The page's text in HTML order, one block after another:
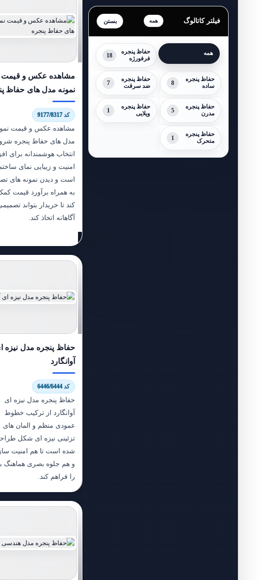
فیلتر کاتالوگ همه
همه
حفاظ پنجره
فرفورژه
18
حفاظ پنجره
ساده
8
حفاظ پنجره
ضد سرقت
7
حفاظ پنجره
مدرن
5
حفاظ پنجره
ویلایی
1
حفاظ پنجره
متحرک
1
مشاهده عکس و قیمت
نمونه مدل های حفاظ
کد 9177/8317
مشاهده عکس و قیمت
مدل های حفاظ پنجره
انتخاب هوشمندانه برای
امنیت و زیبایی نمای
است و دیدن نمونه های
به همراه برآورد قیمت
کند تا خریدار بتواند
آگاهانه اتخاذ کند.
حفاظ پنجره مدل نیزه
آوانگارد
کد 6446/6444
حفاظ پنجره مدل نیزه ای
آوانگارد از ترکیب خطوط
عمودی منظم و المان های
تزئینی نیزه ای شکل
شده است تا هم امنیت
و هم جلوه بصری هماهنگ
را فراهم کند.